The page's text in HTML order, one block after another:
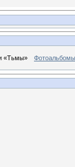
«Тьмы» Фотоальбомы